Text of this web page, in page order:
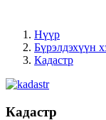
Нүүр
Бүрэлдэхүүн
Кадастр
Кадастр